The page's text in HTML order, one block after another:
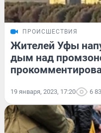
ПРОИСШЕСТВИЯ
Жителей Уфы
дым над
19 января, 2023, 17:20 6